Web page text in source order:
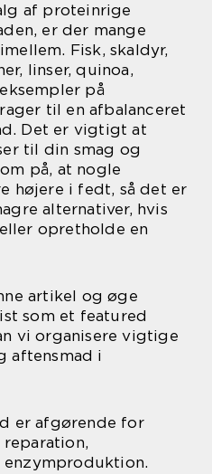
af proteinrige
er der mange
Fisk, skaldyr,
linser, quinoa,
på
til en afbalanceret
Det er vigtigt at
til din smag og
på, at nogle
højere i fedt, så det er
alternativer, hvis
opretholde en
artikel og øge
som et featured
vi organisere vigtige
aftensmad i
er afgørende for